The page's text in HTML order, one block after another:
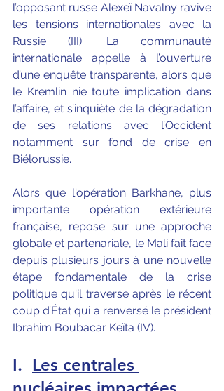
l’opposant russe Alexeï Navalny ravive
les tensions internationales avec la
Russie (III). La communauté
internationale appelle à l’ouverture
d’une enquête transparente, alors que
le Kremlin nie toute implication dans
l’affaire, et s’inquiète de la dégradation
de ses relations avec l’Occident
notamment sur fond de crise en
Biélorussie.
Alors que l'opération Barkhane, plus
importante opération extérieure
française, repose sur une approche
globale et partenariale, le Mali fait face
depuis plusieurs jours à une nouvelle
étape fondamentale de la crise
politique qu'il traverse après le récent
coup d’État qui a renversé le président
Ibrahim Boubacar Keïta (IV).
I. Les centrales